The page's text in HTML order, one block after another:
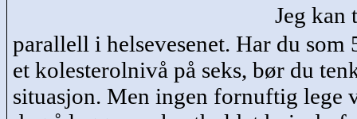
Jeg kan
parallell i helsevesenet. Har du som
et kolesterolnivå på seks, bør du
situasjon. Men ingen fornuftig lege